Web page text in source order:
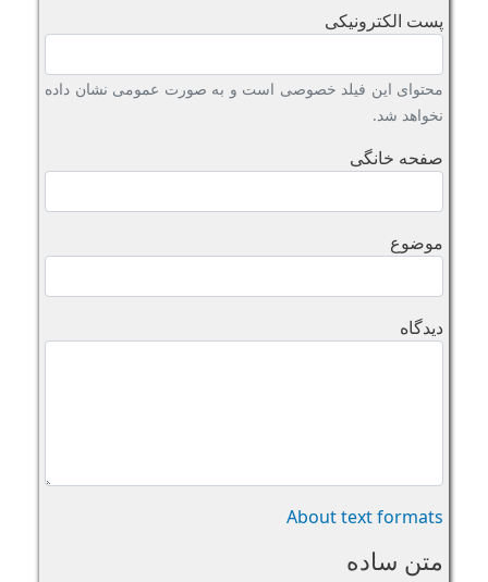
پست الکترونیکی
محتوای این فیلد خصوصی است و به صورت عمومی نشان داده
نخواهد شد.
صفحه خانگی
موضوع
دیدگاه
About text formats
متن ساده